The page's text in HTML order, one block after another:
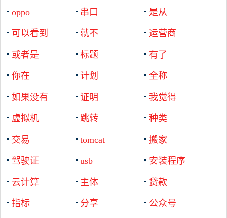
oppo 串口 是从
可以看到 就不 运营商
或者是 标题 有了
你在 计划 全称
如果没有 证明 我觉得
虚拟机 跳转 种类
交易 tomcat 搬家
驾驶证 usb 安装程序
云计算 主体 贷款
指标 分享 公众号